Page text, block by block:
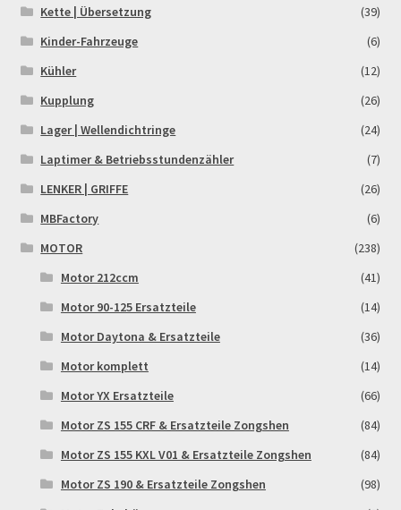
Rennserien-Veranstalter
Shop
Sign Up
Support
Términos y Condiciones Generales
Warenkorb
Widerrufsbelehrung & -formular
Zahlung & Versand
Kette | Übersetzung
(39)
Kinder-Fahrzeuge
(6)
Kühler
(12)
Kupplung
(26)
Lager | Wellendichtringe
(24)
Laptimer & Betriebsstundenzähler
(7)
LENKER | GRIFFE
(26)
MBFactory
(6)
MOTOR
(238)
Motor 212ccm
(41)
Motor 90-125 Ersatzteile
(14)
Motor Daytona & Ersatzteile
(36)
Motor komplett
(14)
Motor YX Ersatzteile
(66)
Motor ZS 155 CRF & Ersatzteile Zongshen
(84)
Motor ZS 155 KXL V01 & Ersatzteile Zongshen
(84)
Motor ZS 190 & Ersatzteile Zongshen
(98)